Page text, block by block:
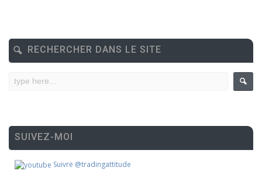
RECHERCHER DANS LE SITE
SUIVEZ-MOI
Suivre @tradingattitude